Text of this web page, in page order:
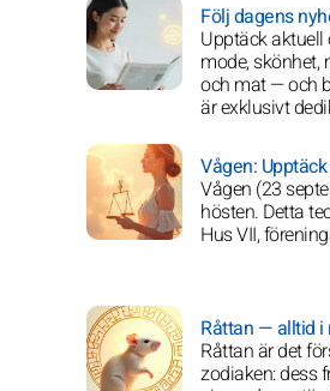
Följ dagens
Upptäck
mode, skönhet,
och mat — och
är exklusivt
Vågen:
Vågen (23
hösten. Detta
Hus VII,
Råttan — alltid i
Råttan är det
zodiaken: dess